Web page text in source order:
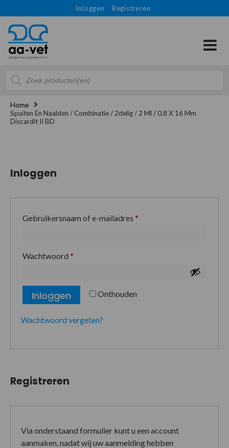
Inloggen Registreren
Producten
zoeken
Home
Spuiten En Naalden / Combinatie / 2delig / 2 Ml / 0,8 X 16 Mm
Discardit II BD
Inloggen
Gebruikersnaam of e-mailadres *
Wachtwoord *
Onthouden
Inloggen
Wachtwoord vergeten?
Registreren
Via onderstaand formulier kunt u een account
aanmaken, nadat wij uw aanmelding hebben